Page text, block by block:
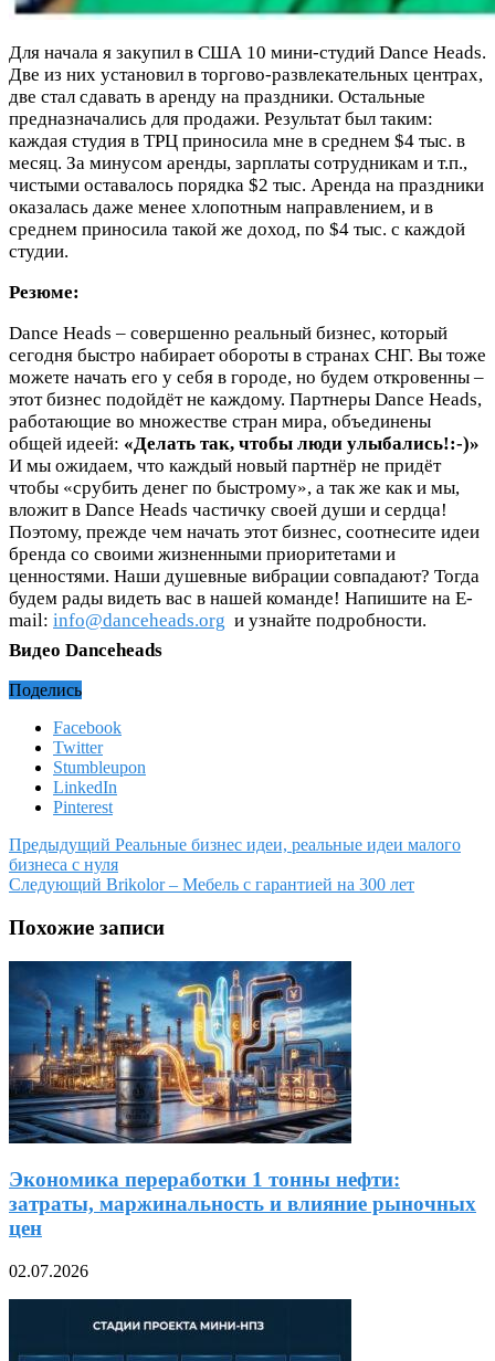
Для начала я закупил в США 10 мини-студий Dance Heads.
Две из них установил в торгово-развлекательных центрах,
две стал сдавать в аренду на праздники. Остальные
предназначались для продажи. Результат был таким:
каждая студия в ТРЦ приносила мне в среднем $4 тыс. в
месяц. За минусом аренды, зарплаты сотрудникам и т.п.,
чистыми оставалось порядка $2 тыс. Аренда на праздники
оказалась даже менее хлопотным направлением, и в
среднем приносила такой же доход, по $4 тыс. с каждой
студии.
Резюме:
Dance Heads – совершенно реальный бизнес, который
сегодня быстро набирает обороты в странах СНГ. Вы тоже
можете начать его у себя в городе, но будем откровенны –
этот бизнес подойдёт не каждому. Партнеры Dance Heads,
работающие во множестве стран мира, объединены
общей идеей: «Делать так, чтобы люди улыбались!:-)»
И мы ожидаем, что каждый новый партнёр не придёт
чтобы «срубить денег по быстрому», а так же как и мы,
вложит в Dance Heads частичку своей души и сердца!
Поэтому, прежде чем начать этот бизнес, соотнесите идеи
бренда со своими жизненными приоритетами и
ценностями. Наши душевные вибрации совпадают? Тогда
будем рады видеть вас в нашей команде! Напишите на E-
mail: info@danceheads.org и узнайте подробности.
Видео Danceheads
Поделись
Facebook
Twitter
Stumbleupon
LinkedIn
Pinterest
Предыдущий Реальные бизнес идеи, реальные идеи малого
бизнеса с нуля
Следующий Brikolor – Мебель с гарантией на 300 лет
Похожие записи
Экономика переработки 1 тонны нефти:
затраты, маржинальность и влияние рыночных
цен
02.07.2026